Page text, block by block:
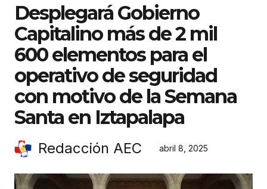
Desplegará Gobierno
Capitalino más de 2 mil
600 elementos para el
operativo de seguridad
con motivo de la Semana
Santa en Iztapalapa
Redacción AEC abril 8, 2025